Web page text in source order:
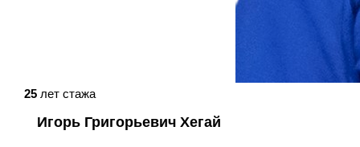
25 лет стажа
Игорь Григорьевич Хегай